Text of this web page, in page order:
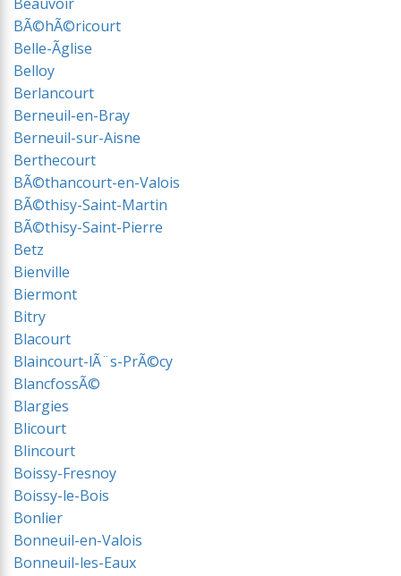
BÃ©hÃ©ricourt
Belle-Ãglise
Belloy
Berlancourt
Berneuil-en-Bray
Berneuil-sur-Aisne
Berthecourt
BÃ©thancourt-en-Valois
BÃ©thisy-Saint-Martin
BÃ©thisy-Saint-Pierre
Betz
Bienville
Biermont
Bitry
Blacourt
Blaincourt-lÃ¨s-PrÃ©cy
BlancfossÃ©
Blargies
Blicourt
Blincourt
Boissy-Fresnoy
Boissy-le-Bois
Bonlier
Bonneuil-en-Valois
Bonneuil-les-Eaux